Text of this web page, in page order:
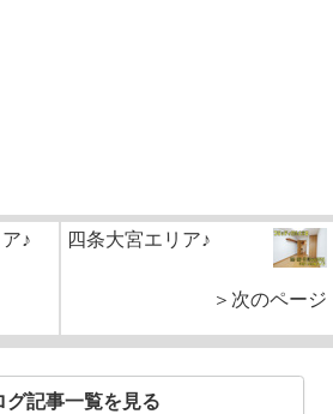
♪ 四条大宮エリア♪
＞次のページ
グ記事一覧を見る